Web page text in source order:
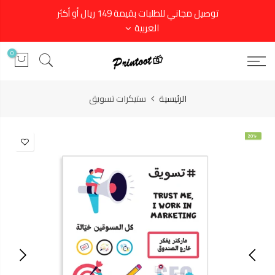
توصيل مجاني للطلبات بقيمة 149 ريال أو أكثر
العربية
0
الرئيسية ستيكرات تسويق
-20%